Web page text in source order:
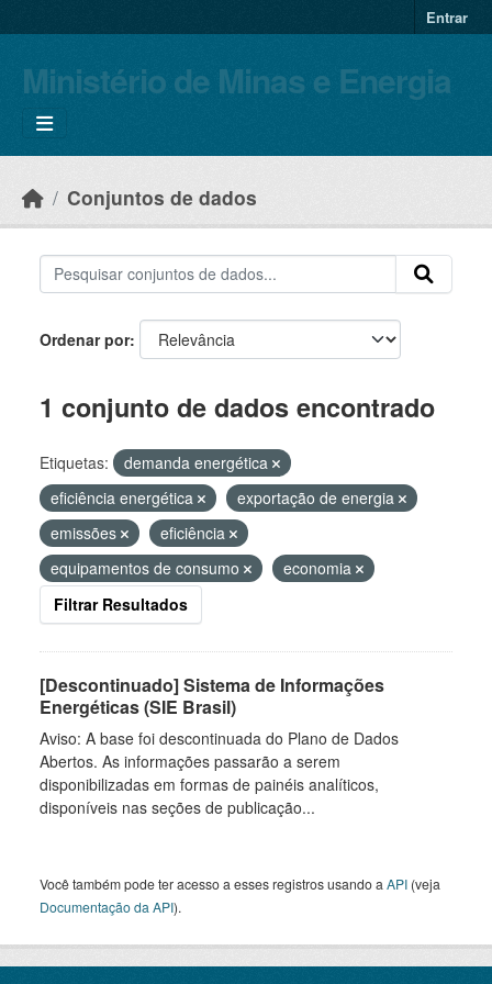
Entrar
Ministério de Minas e Energia
Conjuntos de dados
Ordenar por
1 conjunto de dados encontrado
Etiquetas:
demanda energética
eficiência energética
exportação de energia
emissões
eficiência
equipamentos de consumo
economia
Filtrar Resultados
[Descontinuado] Sistema de Informações
Energéticas (SIE Brasil)
Aviso: A base foi descontinuada do Plano de Dados
Abertos. As informações passarão a serem
disponibilizadas em formas de painéis analíticos,
disponíveis nas seções de publicação...
Você também pode ter acesso a esses registros usando a API (veja
Documentação da API).